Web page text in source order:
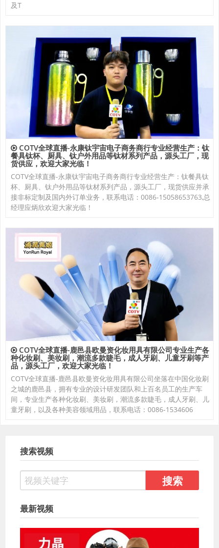
及T
COTV全球直播-永康钛宇宙电子商务商行专业经营生产：钛
餐具钛杯、厨具、钛户外用品等钛材系列产品，源头工厂，现
货供应，欢迎大家光临！
COTV全球直播-永康钛宇宙电子商务商行专业经营生产：钛餐具钛
杯、厨具、钛户外用品等钛材系列产品，源头工厂，现货供应并承
接非标定制及国内外订单业务，联系电话：0086-15058653763,总
经理应炳欣欢迎大家光临！
COTV全球直播-鹿邑县欧曼资化妆用具有限公司专业生产各
种化妆刷、美妆刷，潮流多款睫毛，成人牙刷、儿童牙刷等产
品，源头工厂，欢迎大家光临！
COTV全球直播-鹿邑县欧曼资化妆用具有限公司坐落在中国化妆刷
之城的鹿邑县，拥有专业的设计研发团队和上百名员工的生产车
间，专业生产各种化妆刷、美妆刷，潮流多款睫毛，成人牙刷、儿
童牙刷，以及各种美容领域用品，联系电话：0086-1534606
搜索视频
最新视频